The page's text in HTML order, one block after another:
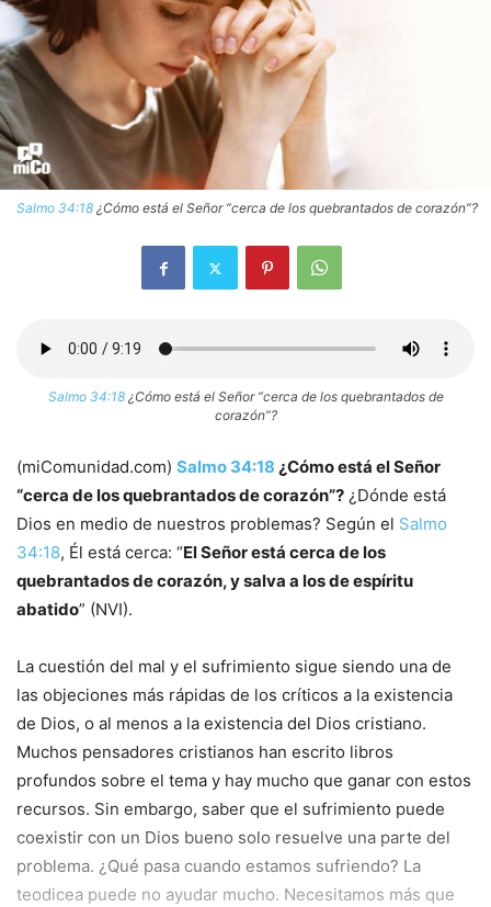
Salmo 34:18 ¿Cómo está el Señor “cerca de los quebrantados de corazón”?
Salmo 34:18¿Cómo está el Señor “cerca de los quebrantados de
corazón”?
(miComunidad.com) Salmo 34:18 ¿Cómo está el Señor
“cerca de los quebrantados de corazón”? ¿Dónde está
Dios en medio de nuestros problemas? Según el Salmo
34:18, Él está cerca: “El Señor está cerca de los
quebrantados de corazón, y salva a los de espíritu
abatido” (NVI).
La cuestión del mal y el sufrimiento sigue siendo una de
las objeciones más rápidas de los críticos a la existencia
de Dios, o al menos a la existencia del Dios cristiano.
Muchos pensadores cristianos han escrito libros
profundos sobre el tema y hay mucho que ganar con estos
recursos. Sin embargo, saber que el sufrimiento puede
coexistir con un Dios bueno solo resuelve una parte del
problema. ¿Qué pasa cuando estamos sufriendo? La
teodicea puede no ayudar mucho. Necesitamos más que